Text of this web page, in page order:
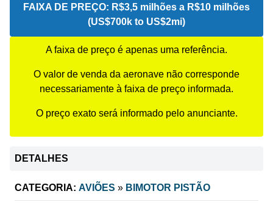
FAIXA DE PREÇO: R$3,5 milhões a R$10 milhões
(US$700k to US$2mi)
A faixa de preço é apenas uma referência.
O valor de venda da aeronave não corresponde
necessariamente à faixa de preço informada.
O preço exato será informado pelo anunciante.
DETALHES
CATEGORIA: AVIÕES » BIMOTOR PISTÃO